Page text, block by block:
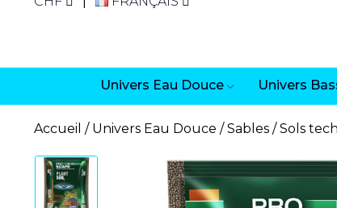
Univers Eau Douce Univers
Accueil Univers Eau Douce Sables Sols